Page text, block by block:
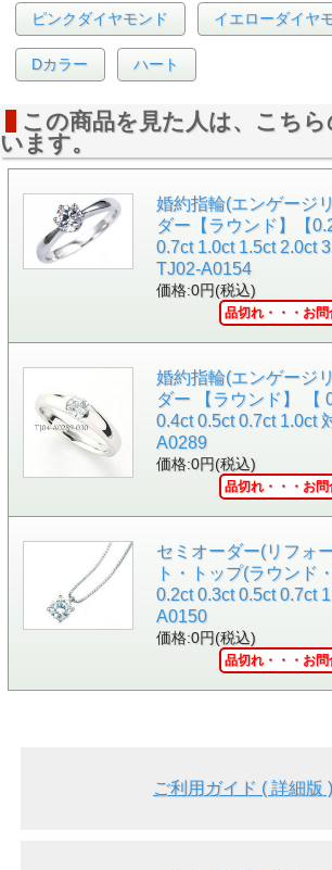
●クラリティは「SI-1」です。内包物な
小さな亀裂がダイや中央付近に見えます
問題ナシです。
す。
・セミオーダー全て
・ルース(裸石)・ダイヤモンド(販売
売済み)・
カラーダイヤモンドの詳
商品詳細
ご注文確定後、
します。
>>納期について
む
せ。
品番
カラット
0.363ct
カラー
Gカラー
色の起源
natural (天然)
SI-1
カット
Excellent ( エクセレント )
中央宝石研究所
4.59 × 4.62 × 2.82 mm (縦
ダイヤモンド 4ピース(合計
ピンクダイヤモンド イエローダイヤ
Dカラー ハート
この商品を見た人は、こち
います。
婚約指輪(エンゲージ
ダー【ラウンド】【
0.7ct 1.0ct 1.5ct 2.0ct
TJ02-A0154
価格:0円(税込)
品切れ・・・お
婚約指輪(エンゲージ
ダー 【ラウンド】 【
0.4ct 0.5ct 0.7ct 1.0ct
A0289
価格:0円(税込)
品切れ・・・お
セミオーダー(リフォ
ト・トップ(ラウンド
0.2ct 0.3ct 0.5ct 0.7ct
A0150
価格:0円(税込)
品切れ・・・お
ご利用ガイド ( 詳細版 )